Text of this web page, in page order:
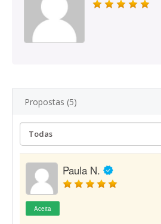
Propostas (5)
Paula N.
Aceita